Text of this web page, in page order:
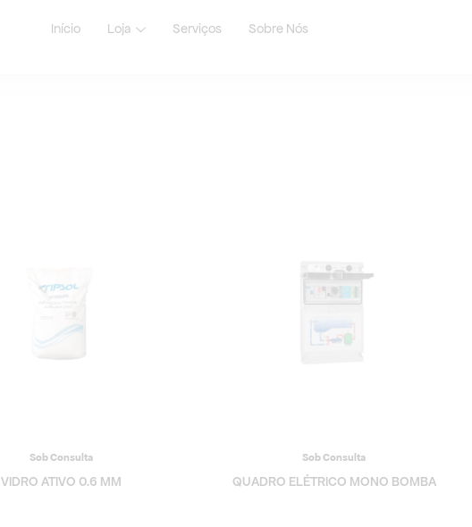
Início Loja Serviços Sobre Nós
Sob Consulta
VIDRO ATIVO 0.6 MM
Sob Consulta
QUADRO ELÉTRICO MONO BOMBA